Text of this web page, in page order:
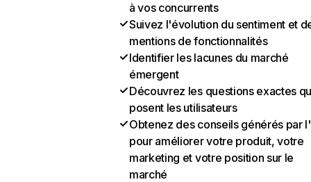
à vos concurrents
Suivez l'évolution du sentiment et
mentions de fonctionnalités
Identifier les lacunes du marché
émergent
Découvrez les questions exactes
posent les utilisateurs
Obtenez des conseils générés par
pour améliorer votre produit, votre
marketing et votre position sur le
marché